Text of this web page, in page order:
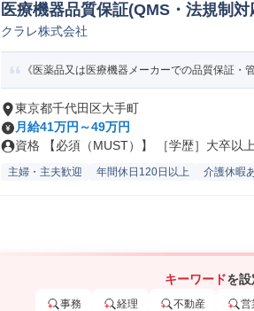
医療機器品質保証(QMS・法規制
クラレ株式会社
《医薬品又は医療機器メーカーでの品質保証
東京都千代田区大手町
月給41万円～49万円
資格 【必須（MUST）】 ［学歴］大卒以
主婦・主夫歓迎 年間休日120日以上 介護休暇
キーワードを
事務 経理 不動産 営